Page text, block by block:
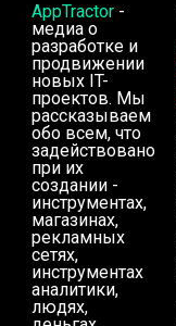
AppTractor-
медиа о
разработке и
продвижении
новых IT-
проектов. Мы
рассказываем
обо всем, что
задействовано
при их
создании -
инструментах,
магазинах,
рекламных
сетях,
инструментах
аналитики,
людях,